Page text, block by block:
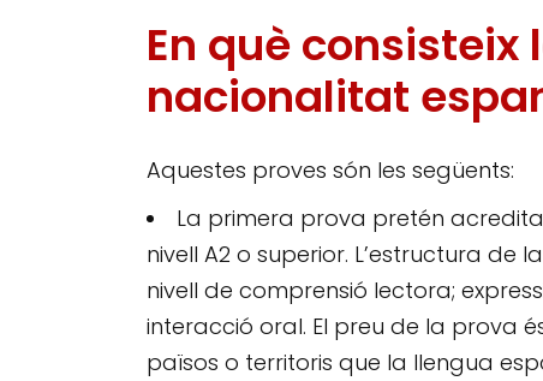
En què
nacionalitat
Aquestes proves són les següents:
La primera prova pretén
nivell A2 o superior. L’estructura de
nivell de comprensió lectora;
interacció oral. El preu de la prova
països o territoris que la llengua